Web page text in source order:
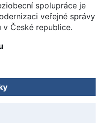
spolupráce je
veřejné správy
České republice.